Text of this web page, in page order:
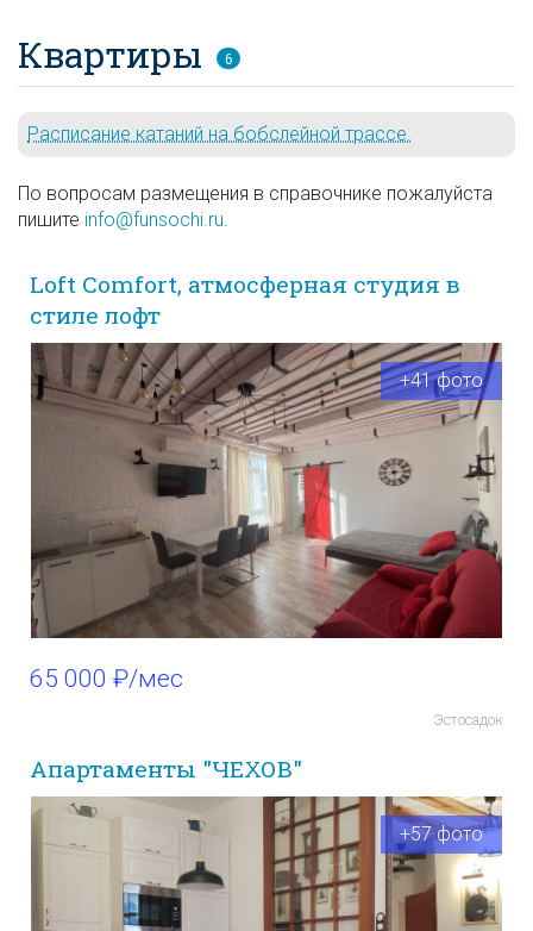
Квартиры 6
Расписание катаний на бобслейной трассе.
По вопросам размещения в справочнике пожалуйста
пишите info@funsochi.ru
Loft Comfort, атмосферная студия в
стиле лофт
+41 фото
65 000 ₽/мес
Эстосадок
Апартаменты "ЧЕХОВ"
+57 фото